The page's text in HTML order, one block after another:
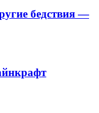
бедствия —